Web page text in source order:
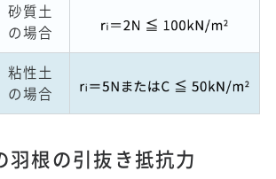
砂質土
の場合
粘性土
の場合
羽根の引抜き抵抗力